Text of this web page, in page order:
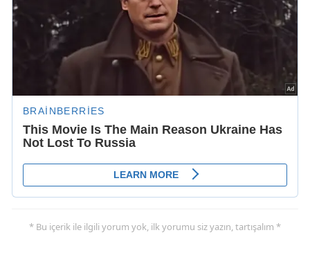
* Bu içerik ile ilgili yorum yok, ilk yorumu siz yazın, tartışalım *